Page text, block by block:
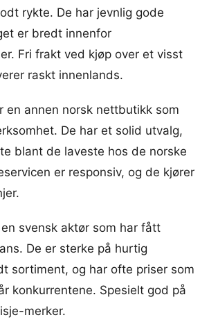
rykte. De har jevnlig gode
er bredt innenfor
Fri frakt ved kjøp over et visst
raskt innenlands.
en annen norsk nettbutikk som
De har et solid utvalg,
blant de laveste hos de norske
er responsiv, og de kjører
svensk aktør som har fått
De er sterke på hurtig
sortiment, og har ofte priser som
konkurrentene. Spesielt god på
merker.